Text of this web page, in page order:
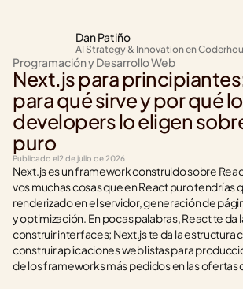
Dan Patiño
AI Strategy & Innovation en
Programación y Desarrollo Web
Next.js para
para qué sirve y por qué
developers lo eligen
puro
Publicado el2 de julio de 2026
Next.js es un framework construido sobre
vos muchas cosas que en React puro tendrías
renderizado en el servidor, generación de
y optimización. En pocas palabras, React te da
construir interfaces; Next.js te da la estructura
construir aplicaciones web listas para
de los frameworks más pedidos en las